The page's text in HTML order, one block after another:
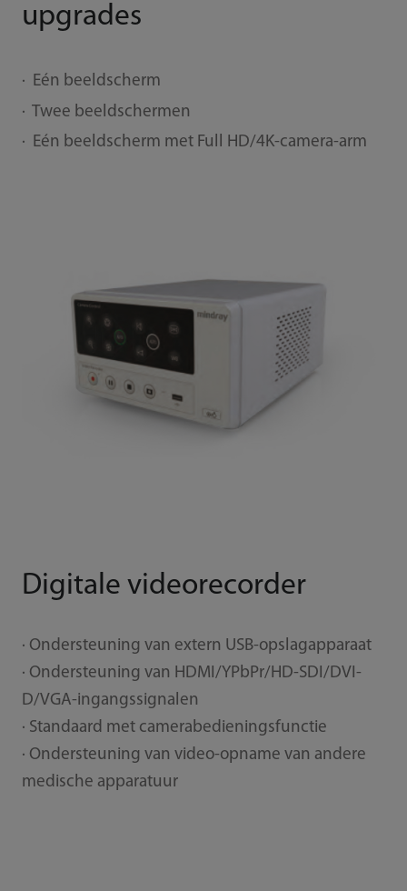
upgrades
· Eén beeldscherm
· Twee beeldschermen
· Eén beeldscherm met Full HD/4K-camera-arm
Digitale videorecorder
· Ondersteuning van extern USB-opslagapparaat
· Ondersteuning van HDMI/YPbPr/HD-SDI/DVI-
D/VGA-ingangssignalen
· Standaard met camerabedieningsfunctie
· Ondersteuning van video-opname van andere
medische apparatuur